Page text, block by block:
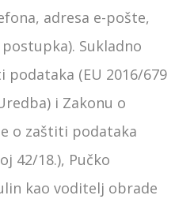
adresa e-pošte,
Sukladno
(EU 2016/679
i Zakonu o
o zaštiti podataka
42/18.), Pučko
kao voditelj obrade